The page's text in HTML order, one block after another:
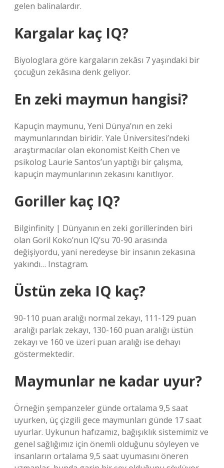
gelen balinalardır.
Kargalar kaç IQ?
Biyologlara göre kargaların zekâsı 7 yaşındaki bir
çocuğun zekâsına denk geliyor.
En zeki maymun hangisi?
Kapuçin maymunu, Yeni Dünya’nın en zeki
maymunlarından biridir. Yale Üniversitesi’ndeki
araştırmacılar olan ekonomist Keith Chen ve
psikolog Laurie Santos’un yaptığı bir çalışma,
kapuçin maymunlarının zekasını kanıtlıyor.
Goriller kaç IQ?
Bilginfinity | Dünyanın en zeki gorillerinden biri
olan Goril Koko’nun IQ’su 70-90 arasında
değişiyordu, yani neredeyse bir insanın zekasına
yakındı… Instagram.
Üstün zeka IQ kaç?
90-110 puan aralığı normal zekayı, 111-129 puan
aralığı parlak zekayı, 130-160 puan aralığı üstün
zekayı ve 160 ve üzeri puan aralığı ise dehayı
göstermektedir.
Maymunlar ne kadar uyur?
Örneğin şempanzeler günde ortalama 9,5 saat
uyurken, üç çizgili gece maymunları günde 17 saat
uyurlar. Uykunun hafızamız, bağışıklık sistemimiz ve
genel sağlığımız için önemli olduğunu söyleyen ve
insanların ortalama 9,5 saat uyumasını öneren